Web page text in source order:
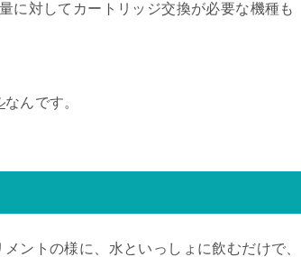
に対してカートリッジ交換が必要な機種も
なんです。
ントの様に、水といっしょに飲むだけで、